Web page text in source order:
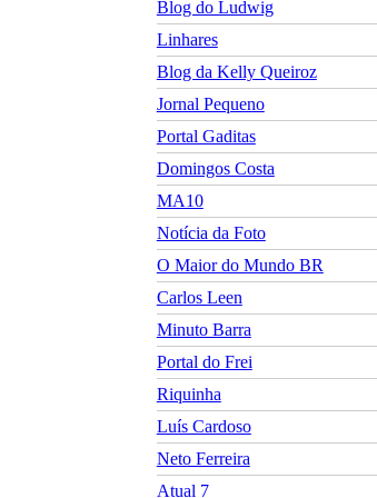
Blog do Ludwig
Linhares
Blog da Kelly Queiroz
Jornal Pequeno
Portal Gaditas
Domingos Costa
MA10
Notícia da Foto
O Maior do Mundo BR
Carlos Leen
Minuto Barra
Portal do Frei
Riquinha
Luís Cardoso
Neto Ferreira
Atual 7